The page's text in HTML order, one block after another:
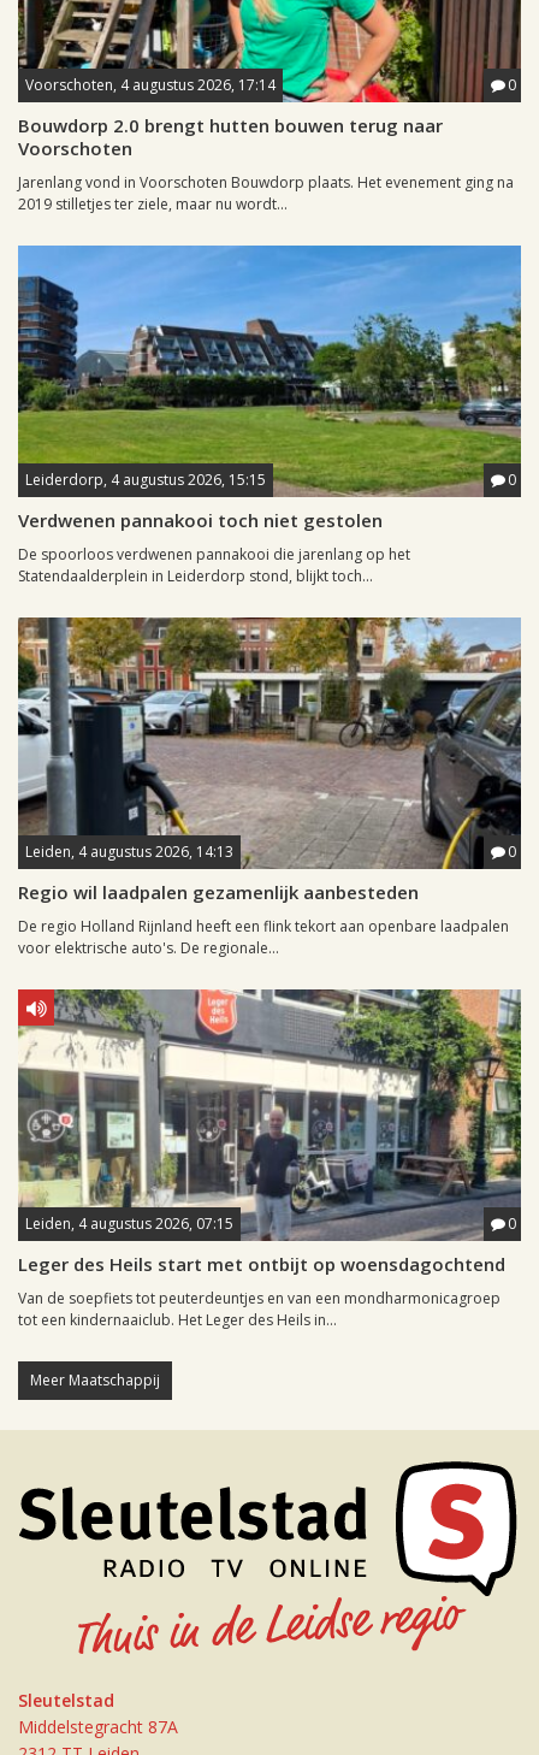
Voorschoten, 4 augustus 2026, 17:14 0
Bouwdorp 2.0 brengt hutten bouwen terug naar
Voorschoten
Jarenlang vond in Voorschoten Bouwdorp plaats. Het evenement ging na
2019 stilletjes ter ziele, maar nu wordt...
Leiderdorp, 4 augustus 2026, 15:15 0
Verdwenen pannakooi toch niet gestolen
De spoorloos verdwenen pannakooi die jarenlang op het
Statendaalderplein in Leiderdorp stond, blijkt toch...
Leiden, 4 augustus 2026, 14:13 0
Regio wil laadpalen gezamenlijk aanbesteden
De regio Holland Rijnland heeft een flink tekort aan openbare laadpalen
voor elektrische auto's. De regionale...
Leiden, 4 augustus 2026, 07:15 0
Leger des Heils start met ontbijt op woensdagochtend
Van de soepfiets tot peuterdeuntjes en van een mondharmonicagroep
tot een kindernaaiclub. Het Leger des Heils in...
Meer Maatschappij
Sleutelstad
Middelstegracht 87A